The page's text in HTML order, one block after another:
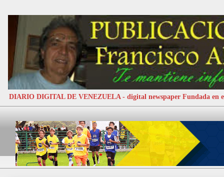
DIARIO DIGITAL DE VENEZUELA - digital newspaper Fundada en